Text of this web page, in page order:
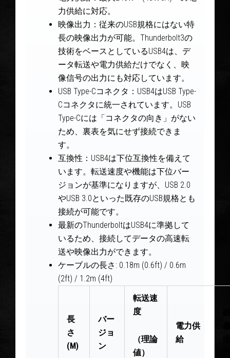
力供給に対応。
映像出力：従来のUSB規格にはない特
長の映像出力が可能。Thunderbolt3の
技術をベースとしているUSB4は、デ
ータ転送や電力供給だけでなく、映
像信号の出力にも対応しています。
USB Type-Cコネクタ：USB4はUSB Type-
Cコネクタに統一されています。USB
Type-Cには「コネクタの向き」がない
ため、裏表を気にせず接続できま
す。
互換性：USB4は下位互換性を備えて
います。転送速度や機能は下位バー
ジョンが基準になりますが、USB 2.0
やUSB 3.0といった既存のUSB規格とも
接続が可能です。
最新のThunderboltはUSB4に準拠して
いるため、接続してデータの高速転
送や映像出力ができます。
ケーブルの長さ: 0.18m (0.6ft) / 0.6m
(2ft) / 1.2m (4ft)
長
さ
(M)
バー
ジョ
ン
転送速
度
（理論
値）
電力供
給